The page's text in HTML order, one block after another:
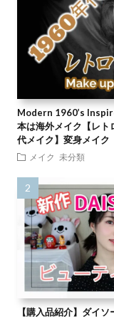
Modern 1960’s
本は海外メイク【レ
代メイク】変身メイク
メイク 未分類
【購入品紹介】ダイ